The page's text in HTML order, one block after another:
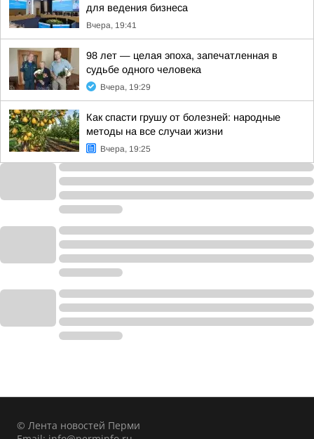
для ведения бизнеса
Вчера, 19:41
98 лет — целая эпоха, запечатленная в
судьбе одного человека
Вчера, 19:29
Как спасти грушу от болезней: народные
методы на все случаи жизни
Вчера, 19:25
© Лента новостей Перми